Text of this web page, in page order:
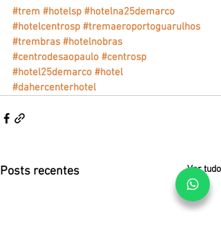
#trem #hotelsp #hotelna25demarco
#hotelcentrosp #tremaeroportoguarulhos
#trembras #hotelnobras
#centrodesaopaulo #centrosp
#hotel25demarco #hotel
#dahercenterhotel
Posts recentes Ver tudo